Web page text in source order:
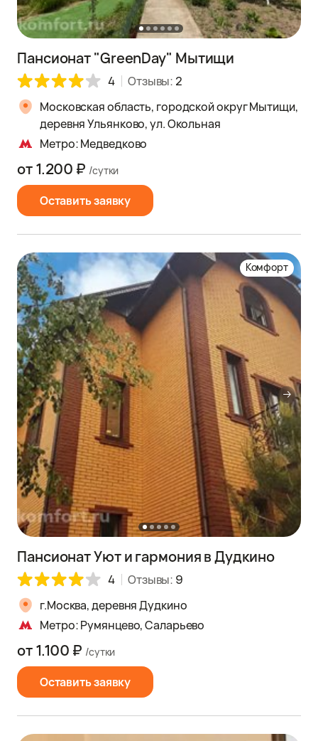
Пансионат "GreenDay" Мытищи
4 Отзывы: 2
Московская область, городской округ Мытищи,
деревня Ульянково, ул. Окольная
Метро: Медведково
Оставить заявку
от 1.200 ₽ /сутки
Комфорт
Пансионат Уют и гармония в Дудкино
4 Отзывы: 9
г.Москва, деревня Дудкино
Метро: Румянцево, Саларьево
Оставить заявку
от 1.100 ₽ /сутки